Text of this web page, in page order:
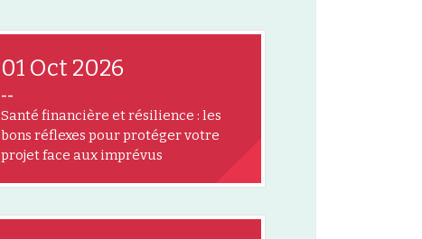
01 Oct 2026
--
Santé financière et résilience : les
bons réflexes pour protéger votre
projet face aux imprévus